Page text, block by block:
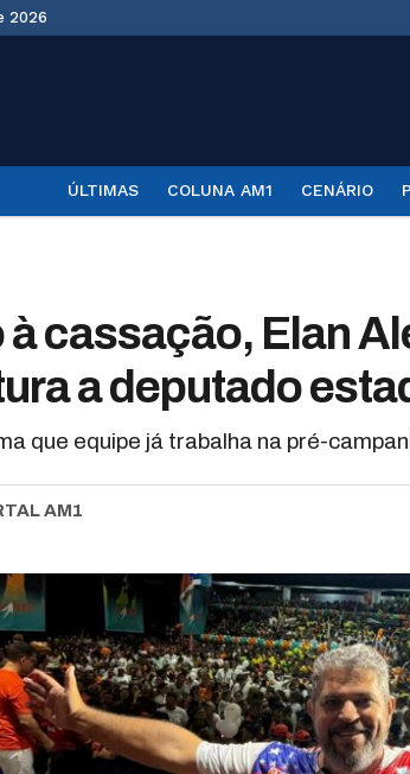
2026
ÚLTIMAS COLUNA AM1 CENÁRIO
à cassação, Elan
a deputado
que equipe já trabalha na pré-
AM1